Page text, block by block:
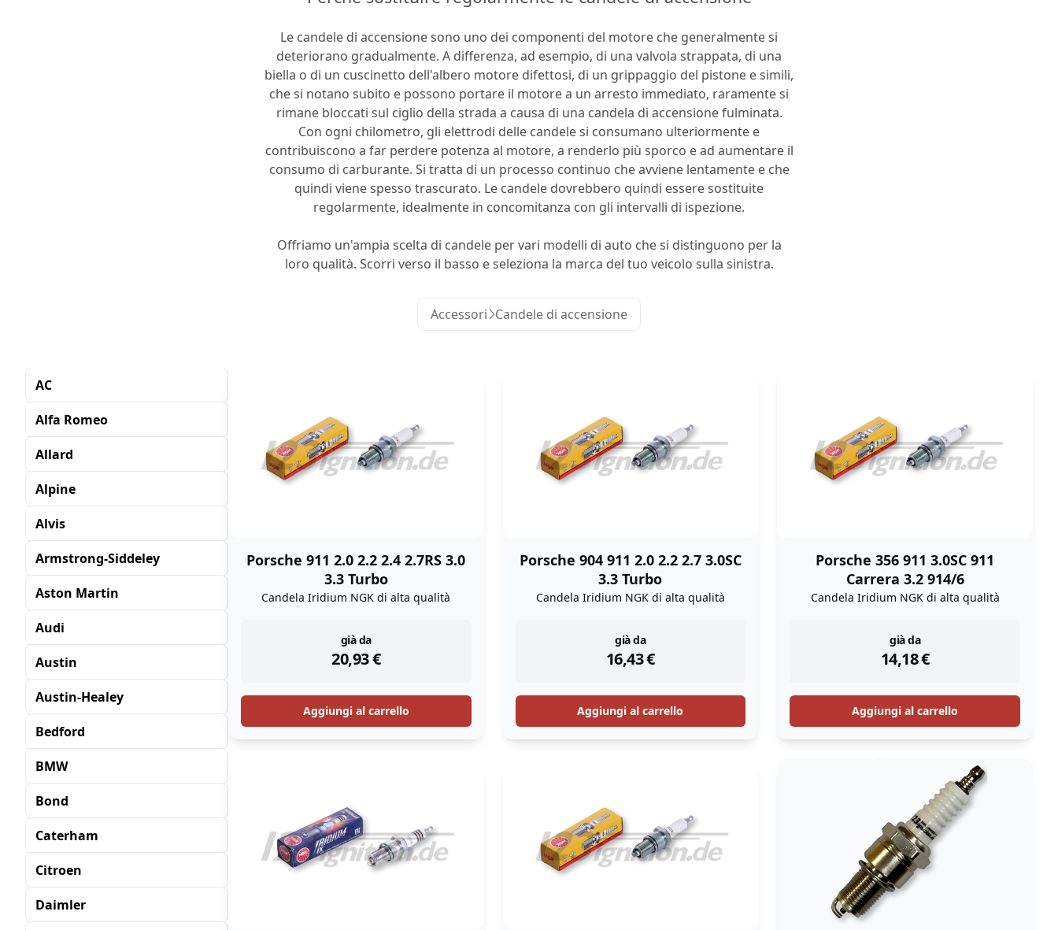
Le candele di accensione sono uno dei componenti del motore che generalmente si
deteriorano gradualmente. A differenza, ad esempio, di una valvola strappata, di una
biella o di un cuscinetto dell'albero motore difettosi, di un grippaggio del pistone e simili,
che si notano subito e possono portare il motore a un arresto immediato, raramente si
rimane bloccati sul ciglio della strada a causa di una candela di accensione fulminata.
Con ogni chilometro, gli elettrodi delle candele si consumano ulteriormente e
contribuiscono a far perdere potenza al motore, a renderlo più sporco e ad aumentare il
consumo di carburante. Si tratta di un processo continuo che avviene lentamente e che
quindi viene spesso trascurato. Le candele dovrebbero quindi essere sostituite
regolarmente, idealmente in concomitanza con gli intervalli di ispezione.
Offriamo un'ampia scelta di candele per vari modelli di auto che si distinguono per la
loro qualità. Scorri verso il basso e seleziona la marca del tuo veicolo sulla sinistra.
Accessori Candele di accensione
AC
Alfa Romeo
Allard
Alpine
Alvis
Armstrong-Siddeley
Aston Martin
Audi
Austin
Austin-Healey
Bedford
BMW
Bond
Caterham
Citroen
Daimler
Porsche 911 2.0 2.2 2.4 2.7RS 3.0
3.3 Turbo
Candela Iridium NGK di alta qualità
già da
20,93€
instock
Aggiungi al carrello
Porsche 904 911 2.0 2.2 2.7 3.0SC
3.3 Turbo
Candela Iridium NGK di alta qualità
già da
16,43€
instock
Aggiungi al carrello
Porsche 356 911 3.0SC 911
Carrera 3.2 914/6
Candela Iridium NGK di alta qualità
già da
14,18€
instock
Aggiungi al carrello